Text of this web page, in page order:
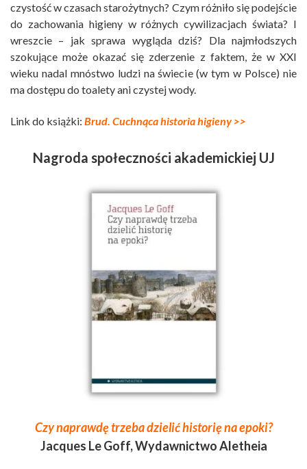
czystość w czasach starożytnych? Czym różniło się podejście
do zachowania higieny w różnych cywilizacjach świata? I
wreszcie – jak sprawa wygląda dziś? Dla najmłodszych
szokujące może okazać się zderzenie z faktem, że w XXI
wieku nadal mnóstwo ludzi na świecie (w tym w Polsce) nie
ma dostępu do toalety ani czystej wody.
Link do książki: Brud. Cuchnąca historia higieny >>
Nagroda społeczności akademickiej UJ
Czy naprawdę trzeba dzielić historię na epoki?
Jacques Le Goff, Wydawnictwo Aletheia